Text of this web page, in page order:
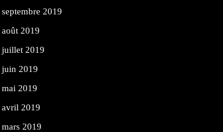
septembre 2019
août 2019
juillet 2019
juin 2019
mai 2019
avril 2019
mars 2019